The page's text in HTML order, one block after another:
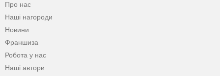
Про нас
Наші нагороди
Новини
Франшиза
Робота у нас
Наші автори